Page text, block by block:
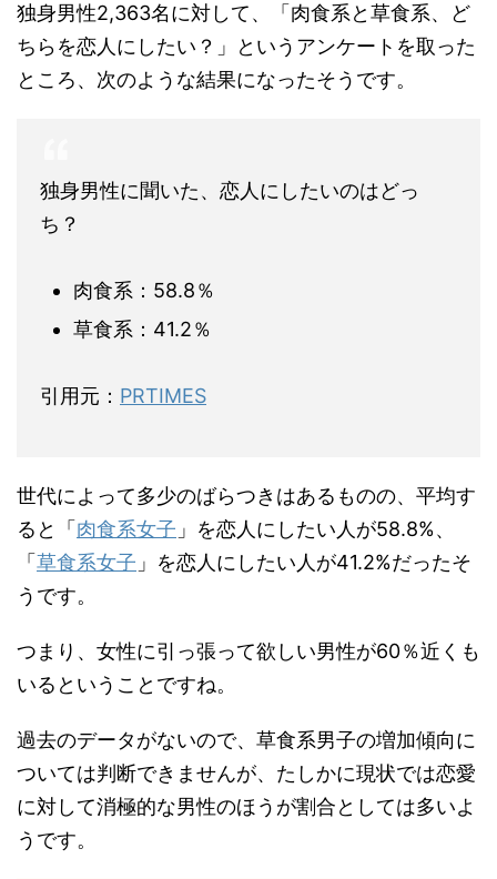
独身男性2,363名に対して、「肉食系と草食系、ど
ちらを恋人にしたい？」というアンケートを取った
ところ、次のような結果になったそうです。
独身男性に聞いた、恋人にしたいのはどっ
ち？
肉食系：58.8％
草食系：41.2％
引用元： PRTIMES
世代によって多少のばらつきはあるものの、平均す
ると「 肉食系女子 」を恋人にしたい人が58.8%、
「 草食系女子 」を恋人にしたい人が41.2%だったそ
うです。
つまり、女性に引っ張って欲しい男性が60％近くも
いるということですね。
過去のデータがないので、草食系男子の増加傾向に
ついては判断できませんが、たしかに現状では恋愛
に対して消極的な男性のほうが割合としては多いよ
うです。